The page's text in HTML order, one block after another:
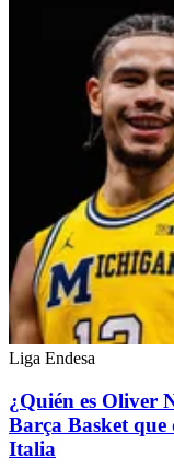
Liga Endesa
¿Quién es Oliver
Barça Basket que
Italia